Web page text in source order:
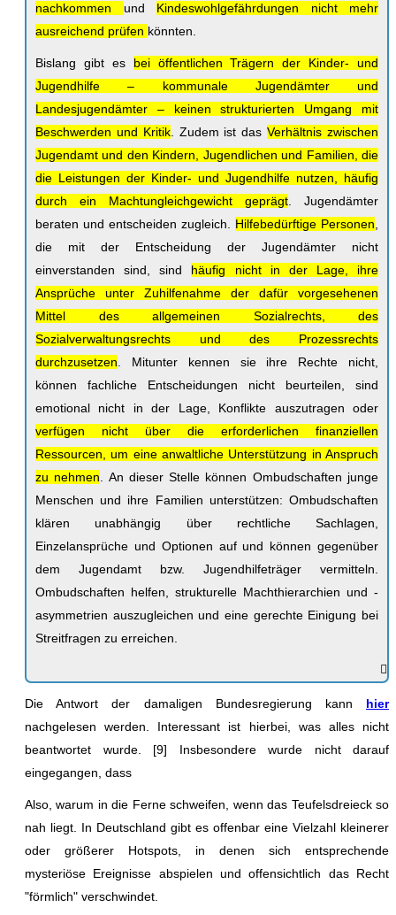
nachkommen und Kindeswohlgefährdungen nicht mehr
ausreichend prüfen könnten.
Bislang gibt es bei öffentlichen Trägern der Kinder- und
Jugendhilfe – kommunale Jugendämter und
Landesjugendämter – keinen strukturierten Umgang mit
Beschwerden und Kritik. Zudem ist dasVerhältnis zwischen
Jugendamt und den Kindern, Jugendlichen und Familien, die
die Leistungen der Kinder- und Jugendhilfe nutzen, häufig
durch ein Machtungleichgewicht geprägt. Jugendämter
beraten und entscheiden zugleich. Hilfebedürftige Personen,
die mit der Entscheidung der Jugendämter nicht
einverstanden sind, sind häufig nicht in der Lage, ihre
Ansprüche unter Zuhilfenahme der dafür vorgesehenen
Mittel des allgemeinen Sozialrechts, des
Sozialverwaltungsrechts und des Prozessrechts
durchzusetzen. Mitunter kennen sie ihre Rechte nicht,
können fachliche Entscheidungen nicht beurteilen, sind
emotional nicht in der Lage, Konflikte auszutragen oder
verfügen nicht über die erforderlichen finanziellen
Ressourcen, um eine anwaltliche Unterstützung in Anspruch
zu nehmen. An dieser Stelle können Ombudschaften junge
Menschen und ihre Familien unterstützen: Ombudschaften
klären unabhängig über rechtliche Sachlagen,
Einzelansprüche und Optionen auf und können gegenüber
dem Jugendamt bzw. Jugendhilfeträger vermitteln.
Ombudschaften helfen, strukturelle Machthierarchien und -
asymmetrien auszugleichen und eine gerechte Einigung bei
Streitfragen zu erreichen.
Die Antwort der damaligen Bundesregierung kann hier
nachgelesen werden. Interessant ist hierbei, was alles nicht
beantwortet wurde. [9] Insbesondere wurde nicht darauf
eingegangen, dass
Also, warum in die Ferne schweifen, wenn das Teufelsdreieck so
nah liegt. In Deutschland gibt es offenbar eine Vielzahl kleinerer
oder größerer Hotspots, in denen sich entsprechende
mysteriöse Ereignisse abspielen und offensichtlich das Recht
"förmlich" verschwindet.